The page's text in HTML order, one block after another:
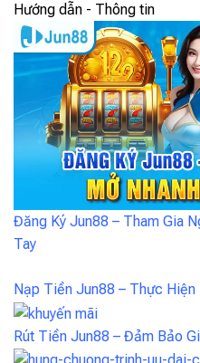
Hướng dẫn - Thông tin
Đăng Ký Jun88 – Tham Gia
Tay
Nạp Tiền Jun88 – Thực Hiện
Rút Tiền Jun88 – Đảm Bảo